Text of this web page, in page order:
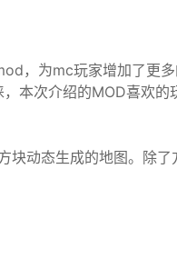
，为mc玩家增加了更
本次介绍的MOD喜欢的
块动态生成的地图。除了